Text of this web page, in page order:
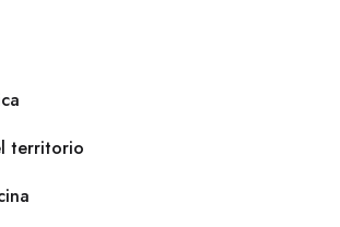
territorio